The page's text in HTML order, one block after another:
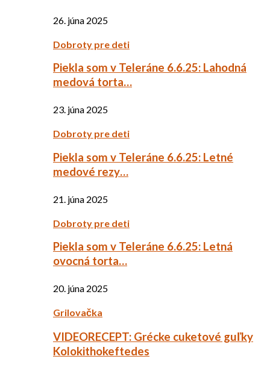
26. júna 2025
Dobroty pre deti
Piekla som v Teleráne 6.6.25: Lahodná
medová torta…
23. júna 2025
Dobroty pre deti
Piekla som v Teleráne 6.6.25: Letné
medové rezy…
21. júna 2025
Dobroty pre deti
Piekla som v Teleráne 6.6.25: Letná
ovocná torta…
20. júna 2025
Grilovačka
VIDEORECEPT: Grécke cuketové guľky
Kolokithokeftedes